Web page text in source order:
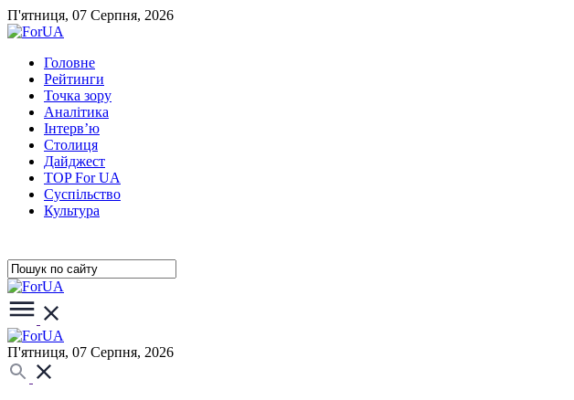
П'ятниця, 07 Серпня, 2026
Головне
Рейтинги
Точка зору
Аналітика
Інтерв’ю
Столиця
Дайджест
TOP For UA
Суспiльство
Культура
П'ятниця, 07 Серпня, 2026